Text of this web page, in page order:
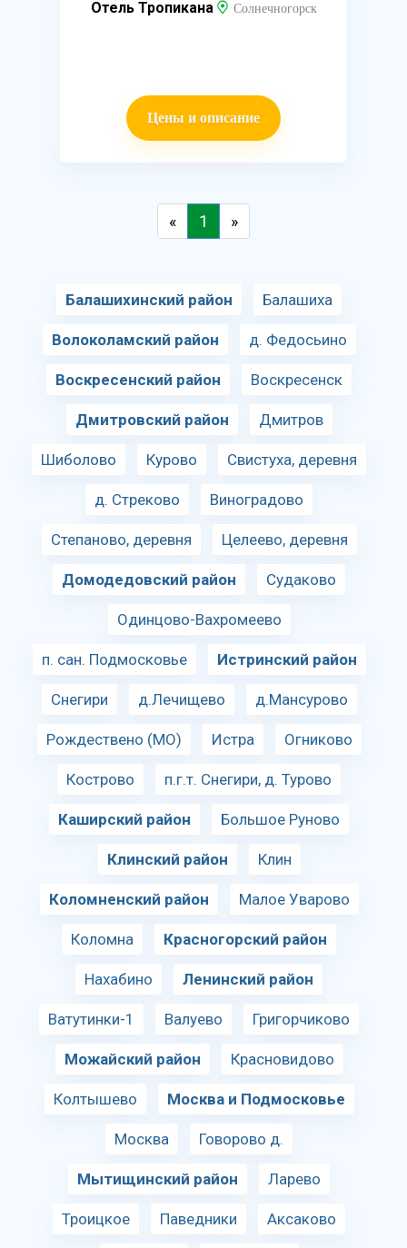
Отель Тропикана Солнечногорск
Цены и описание
« 1 »
Балашихинский район Балашиха
Волоколамский район д. Федосьино
Воскресенский район Воскресенск
Дмитровский район Дмитров
Шиболово Курово Свистуха, деревня
д. Стреково Виноградово
Степаново, деревня Целеево, деревня
Домодедовский район Судаково
Одинцово-Вахромеево
п. сан. Подмосковье Истринский район
Снегири д.Лечищево д.Мансурово
Рождествено (МО) Истра Огниково
Кострово п.г.т. Снегири, д. Турово
Каширский район Большое Руново
Клинский район Клин
Коломненский район Малое Уварово
Коломна Красногорский район
Нахабино Ленинский район
Ватутинки-1 Валуево Григорчиково
Можайский район Красновидово
Колтышево Москва и Подмосковье
Москва Говорово д.
Мытищинский район Ларево
Троицкое Паведники Аксаково